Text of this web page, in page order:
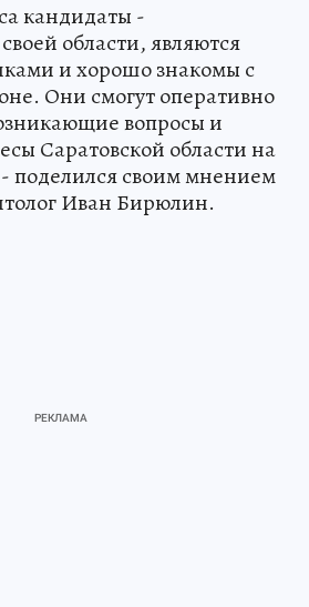
кандидаты -
области, являются
и хорошо знакомы с
Они смогут оперативно
вопросы и
Саратовской области на
поделился своим мнением
Иван Бирюлин.